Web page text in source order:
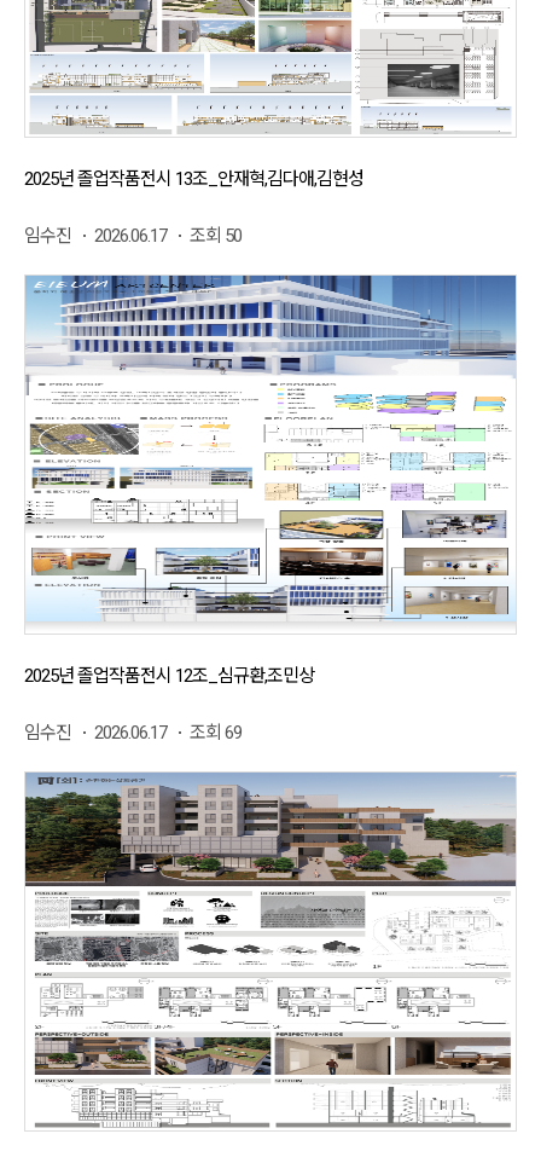
2025년 졸업작품전시 13조_안재혁,김다애,김현성
임수진 2026.06.17 조회 50
2025년 졸업작품전시 12조_심규환,조민상
임수진 2026.06.17 조회 69